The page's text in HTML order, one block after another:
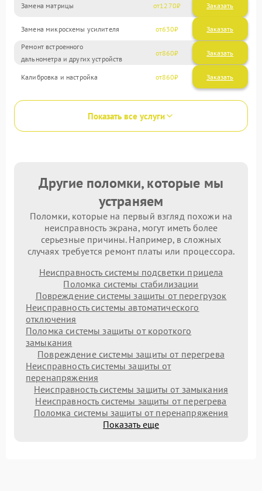
Замена матрицы 1270
Замена микросхемы усилителя 630
Ремонт встроенного
дальнометра и других устройств
860
Калибровка и настройка 860
Показать все услуги
Другие поломки, которые мы
устраняем
Поломки, которые на первый взгляд похожи на
неисправность экрана, могут иметь более
серьезные причины. Например, в сложных
случаях требуется ремонт платы или процессора.
Неисправность системы подсветки прицела
Поломка системы стабилизации
Повреждение системы защиты от перегрузок
Неисправность системы автоматического
отключения
Поломка системы защиты от короткого
замыкания
Повреждение системы защиты от перегрева
Неисправность системы защиты от
перенапряжения
Неисправность системы защиты от замыкания
Неисправность системы защиты от перегрева
Поломка системы защиты от перенапряжения
Показать еще